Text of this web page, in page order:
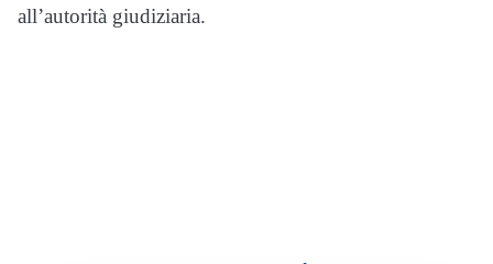
all’autorità giudiziaria.